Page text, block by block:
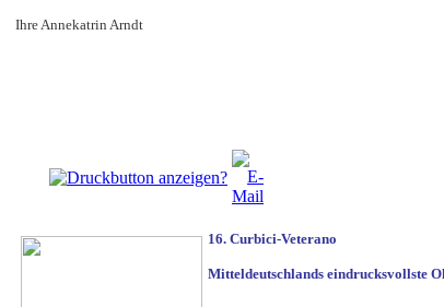
Ihre Annekatrin Arndt
16. Curbici-Veterano
Mitteldeutschlands eindrucksvollste